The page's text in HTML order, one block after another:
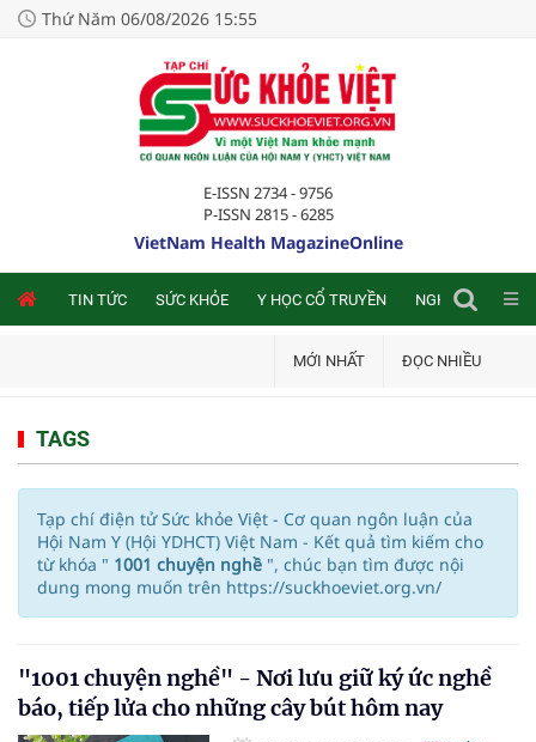
Thứ Năm 06/08/2026 15:55
E-ISSN 2734 - 9756
P-ISSN 2815 - 6285
VietNam Health MagazineOnline
TIN TỨC SỨC KHỎE Y HỌC CỔ TRUYỀN NGHIÊN CỨU
MỚI NHẤT ĐỌC NHIỀU
TAGS
Tạp chí điện tử Sức khỏe Việt - Cơ quan ngôn luận của
Hội Nam Y (Hội YDHCT) Việt Nam - Kết quả tìm kiếm cho
từ khóa " 1001 chuyện nghề ", chúc bạn tìm được nội
dung mong muốn trên https://suckhoeviet.org.vn/
"1001 chuyện nghề" - Nơi lưu giữ ký ức nghề
báo, tiếp lửa cho những cây bút hôm nay